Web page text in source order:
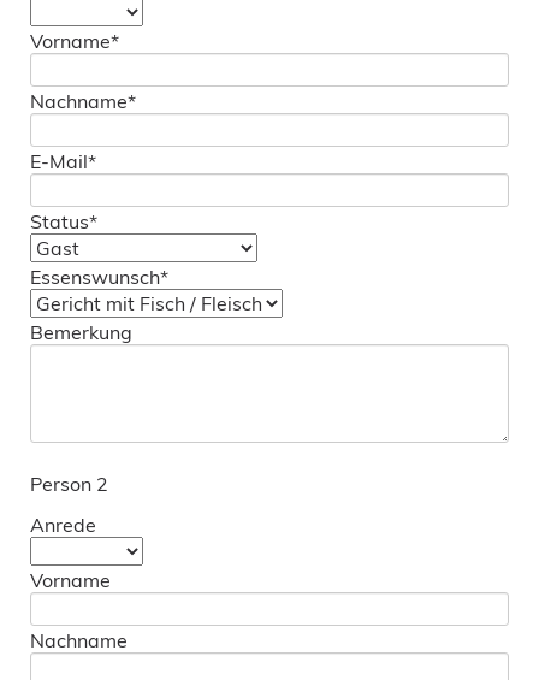
Pflichtfeld
Vorname*
Pflichtfeld
Nachname*
Pflichtfeld
E-Mail*
Pflichtfeld
Status*
Pflichtfeld
Essenswunsch*
Bemerkung
Person 2
Anrede
Vorname
Nachname